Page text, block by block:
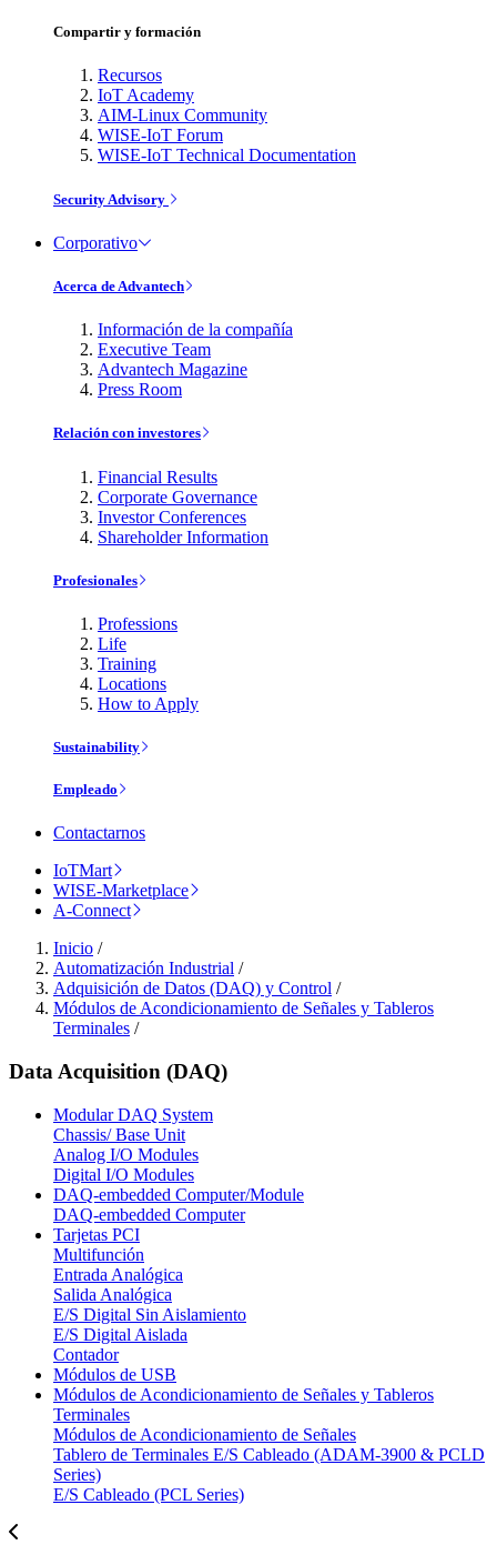
Compartir y formación
Recursos
IoT Academy
AIM-Linux Community
WISE-IoT Forum
WISE-IoT Technical Documentation
Security Advisory
Corporativo
Acerca de Advantech
Información de la compañía
Executive Team
Advantech Magazine
Press Room
Relación con investores
Financial Results
Corporate Governance
Investor Conferences
Shareholder Information
Profesionales
Professions
Life
Training
Locations
How to Apply
Sustainability
Empleado
Contactarnos
IoTMart
WISE-Marketplace
A-Connect
Inicio /
Automatización Industrial /
Adquisición de Datos (DAQ) y Control /
Módulos de Acondicionamiento de Señales y Tableros
Terminales /
Data Acquisition (DAQ)
Modular DAQ System
Chassis/ Base Unit
Analog I/O Modules
Digital I/O Modules
DAQ-embedded Computer/Module
DAQ-embedded Computer
Tarjetas PCI
Multifunción
Entrada Analógica
Salida Analógica
E/S Digital Sin Aislamiento
E/S Digital Aislada
Contador
Módulos de USB
Módulos de Acondicionamiento de Señales y Tableros
Terminales
Módulos de Acondicionamiento de Señales
Tablero de Terminales E/S Cableado (ADAM-3900 & PCLD
Series)
E/S Cableado (PCL Series)